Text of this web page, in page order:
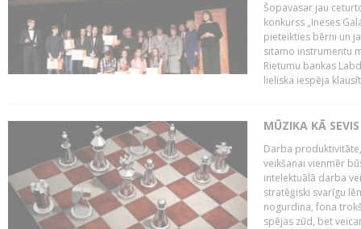
Šopavasar jau
konkurss „Ineses
pieteikties bērni un
sitamo instrumentu
Rietumu bankas
lieliska iespēja
MŪZIKA KĀ
Darba
veikšanai vienmēr
intelektuālā darba
stratēģiski svarīgu
nogurdina, fona
spējas zūd, bet